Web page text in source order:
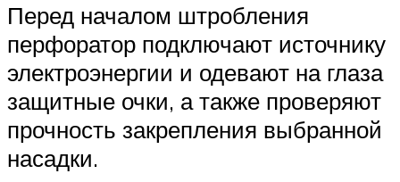
Перед началом штробления
перфоратор подключают источнику
электроэнергии и одевают на глаза
защитные очки, а также проверяют
прочность закрепления выбранной
насадки.